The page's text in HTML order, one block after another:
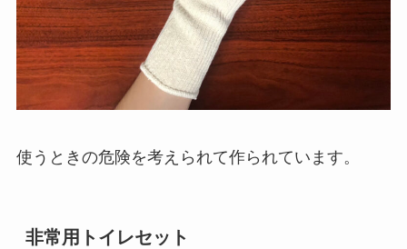
使うときの危険を考えられて作られています。
非常用トイレセット